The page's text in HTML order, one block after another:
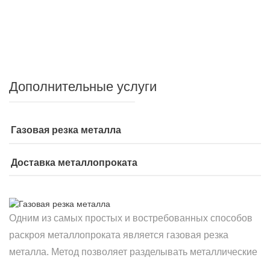
Дополнительные услуги
Газовая резка металла
Доставка металлопроката
Одним из самых простых и востребованных способов
раскроя металлопроката является газовая резка
металла. Метод позволяет разделывать металлические